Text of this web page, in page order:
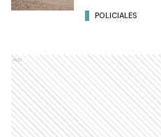
POLICIALES
Ads